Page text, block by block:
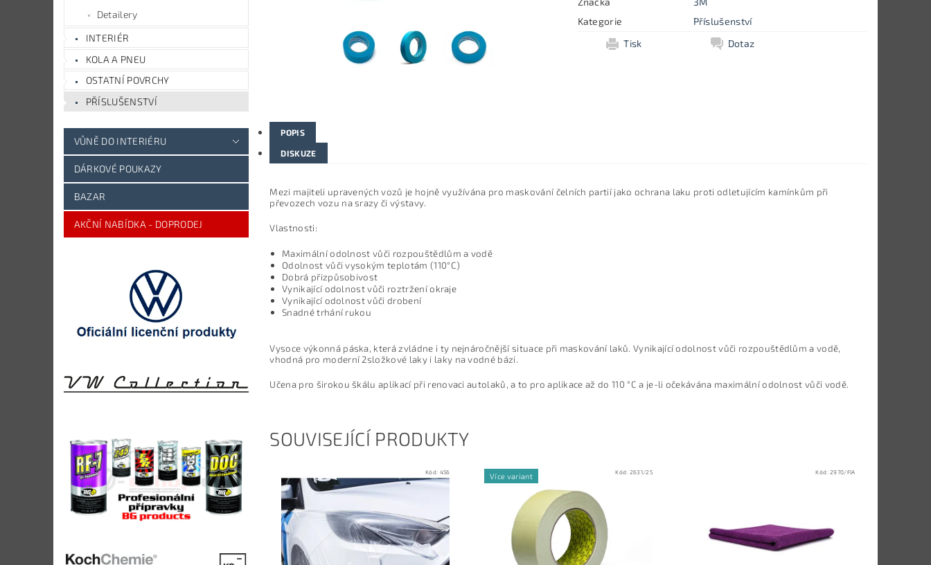
Detailery
INTERIÉR
KOLA A PNEU
OSTATNÍ POVRCHY
PŘÍSLUŠENSTVÍ
VŮNĚ DO INTERIÉRU
DÁRKOVÉ POUKAZY
BAZAR
AKČNÍ NABÍDKA - DOPRODEJ
Kategorie
Příslušenství
Tisk
Dotaz
POPIS
DISKUZE
Mezi majiteli upravených vozů je hojně využívána pro maskování čelních partií jako ochrana laku proti odletujícím kamínkům při
převozech vozu na srazy či výstavy.
Vlastnosti:
Maximální odolnost vůči rozpouštědlům a vodě
Odolnost vůči vysokým teplotám (110°C)
Dobrá přizpůsobivost
Vynikající odolnost vůči roztržení okraje
Vynikající odolnost vůči drobení
Snadné trhání rukou
Vysoce výkonná páska, která zvládne i ty nejnáročnější situace při maskování laků. Vynikající odolnost vůči rozpouštědlům a vodě,
vhodná pro moderní 2složkové laky i laky na vodné bázi.
Učena pro širokou škálu aplikací při renovaci autolaků, a to pro aplikace až do 110 °C a je-li očekávána maximální odolnost vůči vodě.
SOUVISEJÍCÍ PRODUKTY
Kód: 456 Více variant Kód: 2631/25 Kód:2970/FIA